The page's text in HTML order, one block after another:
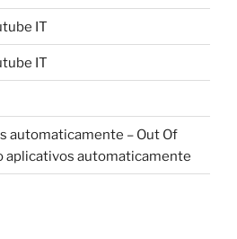
IT
IT
automaticamente – Out Of
aplicativos automaticamente